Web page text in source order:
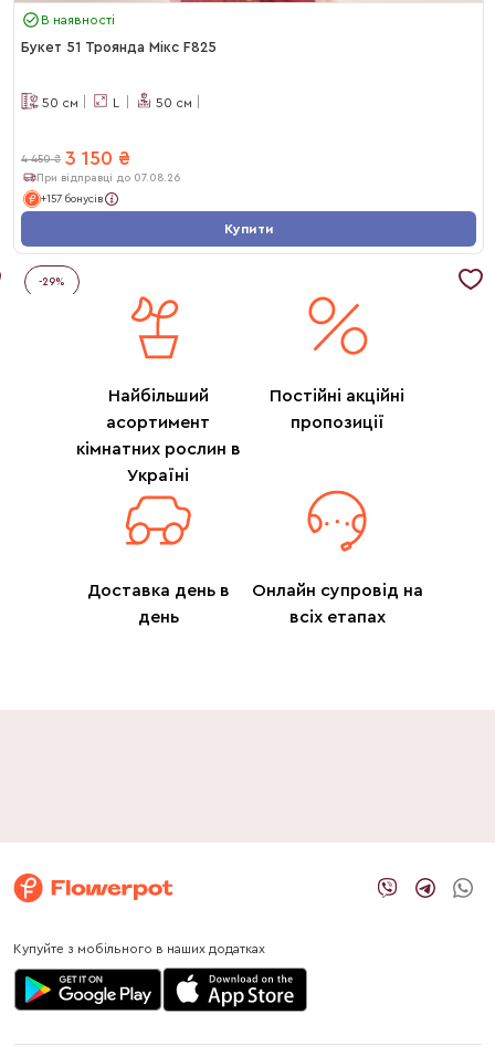
В наявності
Букет 51 Троянда Мікс F825
50 см L 50 см
4 450 ₴ 3 150 ₴
При відправці до 07.08.26
+157 бонусів
Купити
-29%
Найбільший
асортимент
кімнатних рослин в
Україні
Постійні акційні
пропозиції
Доставка день в
день
Онлайн супровід на
всіх етапах
Купуйте з мобільного в наших додатках